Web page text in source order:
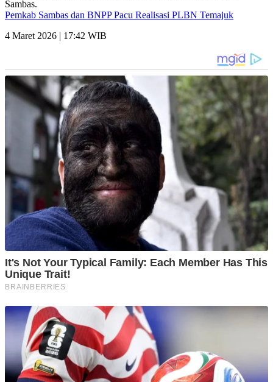
Pemkab Sambas dan BNPP Pacu Realisasi PLBN Temajuk
4 Maret 2026 | 17:42 WIB